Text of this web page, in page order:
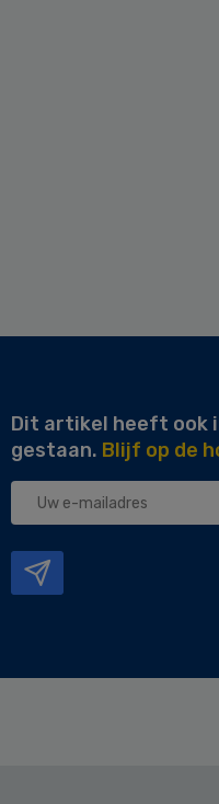
Dit artikel heeft ook
gestaan. Blijf op de
Uw